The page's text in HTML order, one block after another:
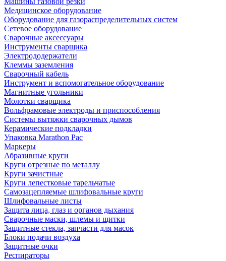
Медицинское оборудование
Оборудование для газораспределительных систем
Сетевое оборудование
Сварочные аксессуары
Инструменты сварщика
Электрододержатели
Клеммы заземления
Сварочный кабель
Инструмент и вспомогательное оборудование
Магнитные угольники
Молотки сварщика
Вольфрамовые электроды и приспособления
Системы вытяжки сварочных дымов
Керамические подкладки
Упаковка Marathon Pac
Маркеры
Абразивные круги
Круги отрезные по металлу
Круги зачистные
Круги лепестковые тарельчатые
Самозацепляемые шлифовальные круги
Шлифовальные листы
Защита лица, глаз и органов дыхания
Сварочные маски, шлемы и щитки
Защитные стекла, запчасти для масок
Блоки подачи воздуха
Защитные очки
Респираторы